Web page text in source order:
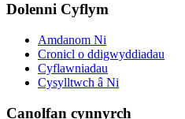
Dolenni Cyflym
Amdanom Ni
Cronicl o ddigwyddiadau
Cyflawniadau
Cysylltwch â Ni
Canolfan cynnyrch